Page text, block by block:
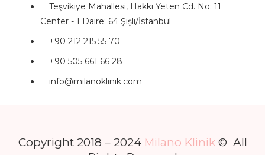
Teşvikiye Mahallesi, Hakkı Yeten Cd. No: 11
Center - 1 Daire: 64 Şişli/İstanbul
+90 212 215 55 70
+90 505 661 66 28
info@milanoklinik.com
Copyright 2018 – 2024 Milano Klinik© All